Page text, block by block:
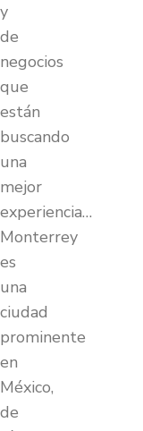
y
de
negocios
que
están
buscando
una
mejor
experiencia…
Monterrey
es
una
ciudad
prominente
en
México,
de